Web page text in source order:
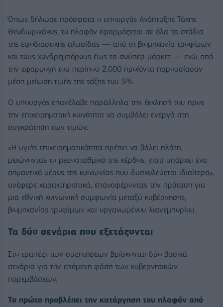
Όπως δήλωσε πρόσφατα ο υπουργός Ανάπτυξης Τάκης
Θεοδωρικάκος, το πλαφόν εφαρμόζεται σε όλα τα στάδια
της εφοδιαστικής αλυσίδας — από τη βιομηχανία τροφίμων
και τους χονδρεμπόρους έως τα σούπερ μάρκετ — ενώ από
την εφαρμογή του περίπου 2.000 προϊόντα παρουσίασαν
μέση μείωση τιμής της τάξης του 5%.
Ο υπουργός επανέλαβε παράλληλα την έκκλησή του προς
την επιχειρηματική κοινότητα να συμβάλει ενεργά στη
συγκράτηση των τιμών.
«Η υγιής επιχειρηματικότητα πρέπει να βάλει πλάτη,
μειώνοντας το μεσοσταθμικό της κέρδος, γιατί υπάρχει ένα
σημαντικό μέρος της κοινωνίας που δυσκολεύεται ιδιαίτερα»,
ανέφερε χαρακτηριστικά, επαναφέροντας την πρόταση για
μια εθνική κοινωνική συμφωνία μεταξύ κυβέρνησης,
βιομηχανίας τροφίμων και οργανωμένου λιανεμπορίου.
Τα δύο σενάρια που εξετάζονται
Στο τραπέζι των συζητήσεων βρίσκονται δύο βασικά
σενάρια για την επόμενη φάση των κυβερνητικών
παρεμβάσεων.
Το πρώτο προβλέπει την κατάργηση του πλαφόν από